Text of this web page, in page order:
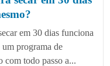
em 30 dias funciona
programa de
com todo passo a...